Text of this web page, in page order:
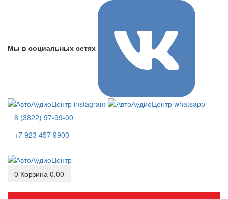
Мы в социальных сетях
8 (3822) 97-99-00
+7 923 457 9900
0 Корзина 0.00